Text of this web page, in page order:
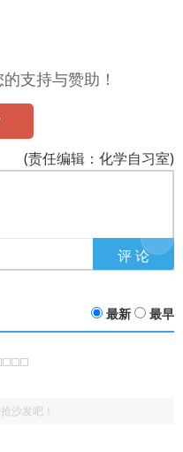
支持与赞助！
(责任编辑：化学自习室)
最新 最早
沙发吧！